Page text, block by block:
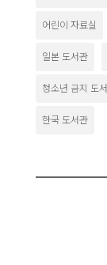
어린이 자료실
일본 도서관
청소년 금지 도서
한국 도서관